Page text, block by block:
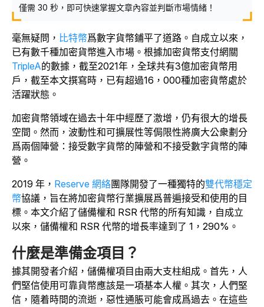
僅需 30 秒，即可快速掌握文章內容並判斷市場情緒！
毫無疑問， 比特幣爲數字貨幣鋪平了道路。自成立以來，
已有數千種加密貨幣進入市場。根據加密貨幣支付網關
TripleA的數據，截至2021年，全球共有3億加密貨幣用
戶，截至本文撰寫時，已有超過16，000種加密貨幣處於
活躍狀態。
加密貨幣領域在過去十年中經歷了激增，仍有很大的增長
空間。然而，波動性和可擴展性等侷限性將廣大公衆劃分
爲兩個陣營：接受數字貨幣的陣營和不接受數字貨幣的陣
營。
2019 年， Reserve 網絡團隊開發了一種獨特的雙代幣穩定
幣協議，旨在將加密貨幣行業擴展爲普遍接受和使用的目
標。本文介紹了儲備權和 RSR 代幣的所有知識，自成立
以來，儲備權和 RSR 代幣的增長率達到了 1，290%。
什麼是準備金項目？
據其開發者介紹，儲備權項目由兩大支柱組成。首先，人
們堅信使用可靠貨幣應該是一項基本人權。其次，人們堅
信，隨着時間的流逝，惡性通脹可能會成爲過去。在這些